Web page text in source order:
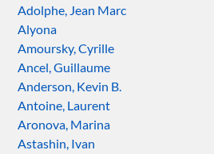
Adolphe, Jean Marc
Alyona
Amoursky, Cyrille
Ancel, Guillaume
Anderson, Kevin B.
Antoine, Laurent
Aronova, Marina
Astashin, Ivan